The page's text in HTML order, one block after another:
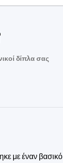
δίπλα σας
με έναν βασικό